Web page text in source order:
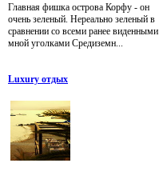
Главная фишка острова Корфу - он
очень зеленый. Нереально зеленый в
сравнении со всеми ранее виденными
мной уголками Средиземн...
Luxury отдых